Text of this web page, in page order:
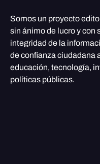
Somos un proyecto
sin ánimo de lucro y con
integridad de la
de confianza ciudadana
educación, tecnología,
políticas públicas.